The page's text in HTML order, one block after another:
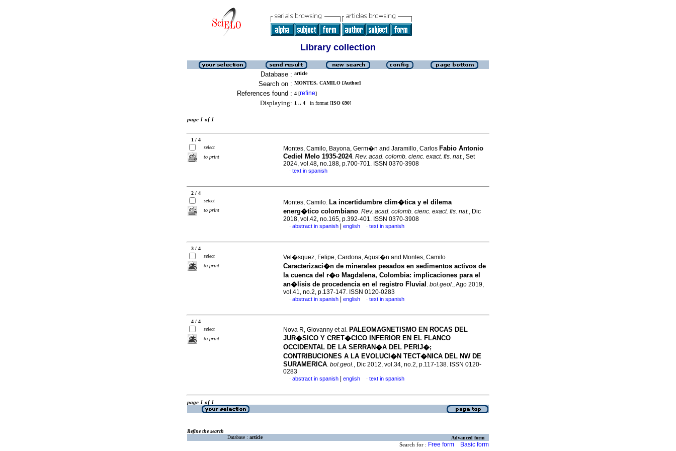
Library collection
Database : article
Search on : MONTES, CAMILO [Author]
References found : 4 [refine]
Displaying: 1 .. 4 in format [ISO 690]
page 1 of 1
1 / 4
select
to print
Montes, Camilo, Bayona, Germ�n and Jaramillo, Carlos Fabio Antonio
Cediel Melo 1935-2024. Rev. acad. colomb. cienc. exact. fis. nat., Set
2024, vol.48, no.188, p.700-701. ISSN 0370-3908
· text in spanish
2 / 4
select
to print
Montes, Camilo. La incertidumbre clim�tica y el dilema
energ�tico colombiano. Rev. acad. colomb. cienc. exact. fis. nat., Dic
2018, vol.42, no.165, p.392-401. ISSN 0370-3908
· abstract in spanish english · text in spanish
3 / 4
select
to print
Vel�squez, Felipe, Cardona, Agust�n and Montes, Camilo
Caracterizaci�n de minerales pesados en sedimentos activos de
la cuenca del r�o Magdalena, Colombia: implicaciones para el
an�lisis de procedencia en el registro Fluvial . bol.geol., Ago 2019,
vol.41, no.2, p.137-147. ISSN 0120-0283
· abstract in spanish english · text in spanish
4 / 4
select
to print
Nova R, Giovanny et al. PALEOMAGNETISMO EN ROCAS DEL
JUR�SICO Y CRET�CICO INFERIOR EN EL FLANCO
OCCIDENTAL DE LA SERRAN�A DEL PERIJ�;
CONTRIBUCIONES A LA EVOLUCI�N TECT�NICA DEL NW DE
SURAMERICA. bol.geol., Dic 2012, vol.34, no.2, p.117-138. ISSN 0120-
0283
· abstract in spanish english · text in spanish
page 1 of 1
Refine the search
Database : article Advanced form
Search for : Free form Basic form